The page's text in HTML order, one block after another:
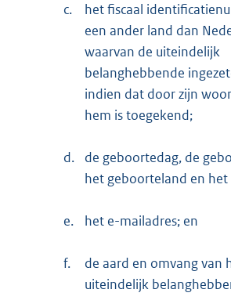
c.
het fiscaal
een ander land dan
waarvan de uiteindelijk
belanghebbende
indien dat door zijn
hem is toegekend;
d.
de geboortedag, de
het geboorteland en
e. het e-mailadres; en
f.
de aard en omvang van
uiteindelijk